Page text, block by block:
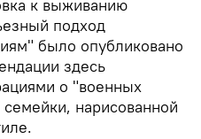
к выживанию
подход
было опубликовано
здесь
о "военных
нарисованной